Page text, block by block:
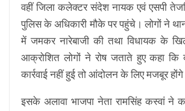
वहीं जिला कलेक्टर संदेश नायक एवं एसपी
पुलिस के अधिकारी मौके पर पहुंचे। लोगों ने
में जमकर नारेबाजी की तथा विधायक के
आक्रोशित लोगों ने रोष जताते हुए कहा कि
कार्रवाई नहीं हुई तो आंदोलन के लिए मजबूर
इसके अलावा भाजपा नेता रामसिंह कस्वां ने